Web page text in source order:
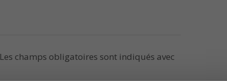
Les champs obligatoires sont indiqués avec